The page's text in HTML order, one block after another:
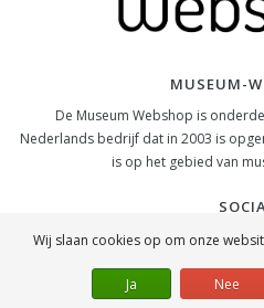
MUSEUM-
De Museum Webshop is
Nederlands bedrijf dat in 2003 is
is op het gebied van
Wij slaan cookies op om onze
Ja Nee